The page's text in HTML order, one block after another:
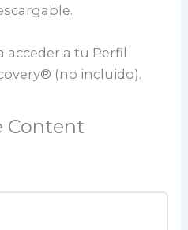
acceder a tu Perfil
(no incluido).
Content